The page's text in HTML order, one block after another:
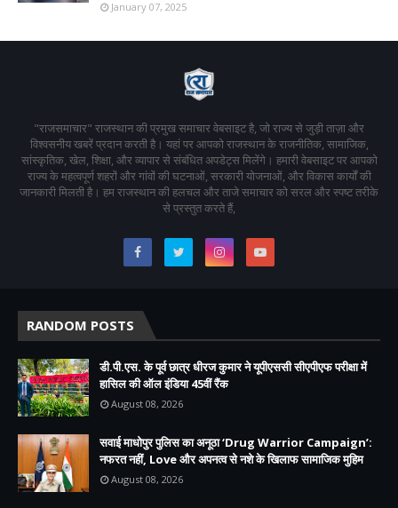
January 07, 2025
"राजसमाचार" राजस्थान की प्रमुख समाचार वेबसाइट है, जो राज्य से जुड़ी ताज़ा और
विश्वसनीय खबरें प्रदान करती है। यहां पर आपको राजस्थान के राजनीतिक, सामाजिक,
सांस्कृतिक, खेल, शिक्षा, और व्यापार से संबंधित अपडेट्स मिलेंगे। हमारी वेबसाइट पर आपको
राज्य के महत्वपूर्ण शहरों और गांवों की घटनाओं, सरकारी योजनाओं, और विकास कार्यों की
जानकारी मिलती है। हम राजस्थान की हलचल और ताजे समाचार को सरल और स्पष्ट तरीके
से प्रस्तुत करते हैं,
RANDOM POSTS
डी.पी.एस. के पूर्व छात्र धीरज कुमार ने यूपीएससी सीएपीएफ परीक्षा में
हासिल की ऑल इंडिया 45वीं रैंक
August 08, 2026
सवाई माधोपुर पुलिस का अनूठा ‘Drug Warrior Campaign’:
नफरत नहीं, Love और अपनत्व से नशे के खिलाफ सामाजिक मुहिम
August 08, 2026